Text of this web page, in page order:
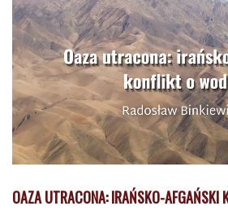
OAZA UTRACONA: IRAŃSKO-AFGAŃSKI